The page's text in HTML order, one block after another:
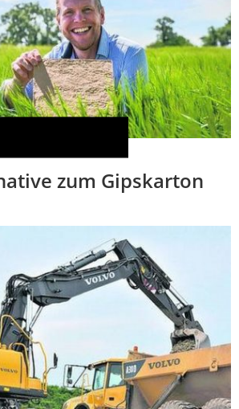
zum Gipskarton